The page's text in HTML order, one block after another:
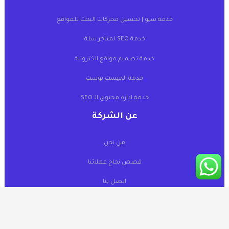
خدمة سيو | تحسين محركات البحث للمواقع
خدمة SEO لمتاجر سلة
خدمة تصميم مواقع الكترونية
خدمة الجيست بوست
خدمة ادارة محتوى الـ SEO
عن الشركة
من نحن
قصص نجاح عملائنا
اتصل بنا